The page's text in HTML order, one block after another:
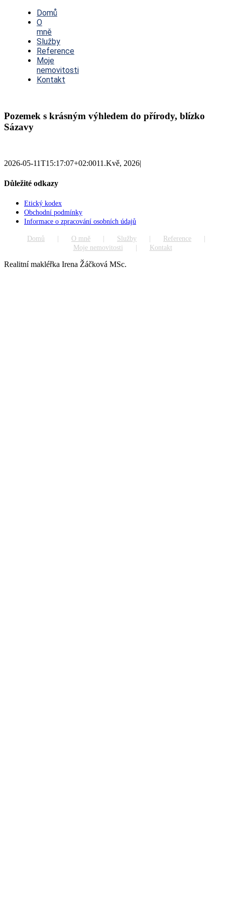
NavigationDomů
O
mně
Služby
Reference
Moje
nemovitosti
Kontakt
Pozemek s krásným výhledem do přírody, blízko
Sázavy
2026-05-11T15:17:07+02:0011.Kvě, 2026|
Důležité odkazy
Etický kodex
Obchodní podmínky
Informace o zpracování osobních údajů
Domů O mně Služby
Reference
Moje nemovitosti
Kontakt
Realitní makléřka Irena Žáčková MSc.